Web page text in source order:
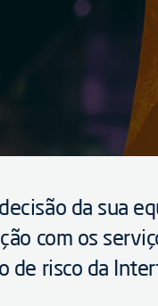
da sua
com os
de risco da